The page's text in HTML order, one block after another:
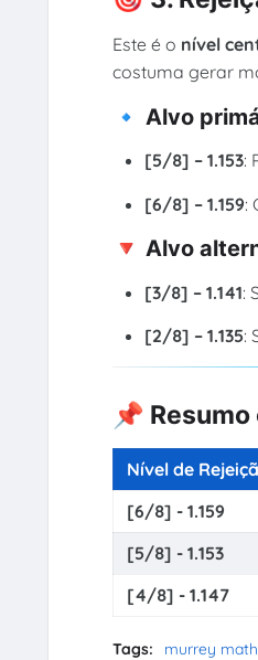
Este é o nível
costuma gerar
🔹 Alvo
[5/8] – 1.153:
[6/8] – 1.159:
🔻 Alvo
[3/8] – 1.141:
[2/8] – 1.135:
📌
Nível de
[6/8] - 1.159
[5/8] - 1.153
[4/8] - 1.147
Tags: murrey math